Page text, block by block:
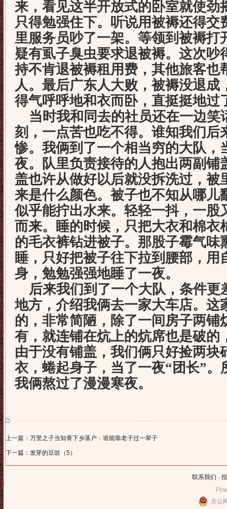
来，看见这半开放式的卧室就使劲
只得勉强住下。听说用被褥还得交
里服务员吵了一架。等领到被褥打
疑有虱子臭虫要求退被褥。这次吵
持不肯退被褥租用费，其他旅客也
人。最后广东人大败，被褥没退成
得气呼呼地和衣而卧，直挺挺地过
当时我和同去的社员还在一边笑
刻，一点苦也吃不得。谁知我们后
惨。我俩到了一个相当穷的大队，
夜。队里负责接待的人抱出两副铺
盖也许从做好以后就没拆洗过，被
来是什么颜色。被子也不知从哪儿
似乎能拧出水来。轻轻一抖，一股
而来。睡的时候，只把大衣和棉衣
的毛衣裤钻进被子。那股子霉气味
睡，只好把被子往下拉到腰部，用
身，勉勉强强地睡了一夜。
后来我们到了一个大队，条件更
地方，介绍我俩去一家大车店。这
的，非常简陋，除了一间房子两铺
有，就连铺在炕上的炕席也是破的
由于没有铺盖，我们俩只好捡两块
衣，蜷起身子，当了一夜“团长”。
我俩熬过了漫漫寒夜。
上一篇：万里之子当知青下乡落户：谁能靠老子过一辈子
下一篇：发芽的豆豉（5）
联系我们 -
京公